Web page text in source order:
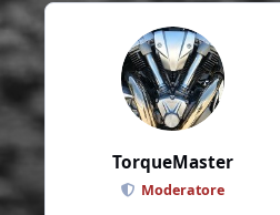
TorqueMaster
Moderatore